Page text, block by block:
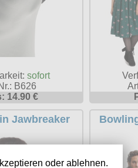
sofort
B626
14.90 €
Jawbreaker
oder ablehnen.